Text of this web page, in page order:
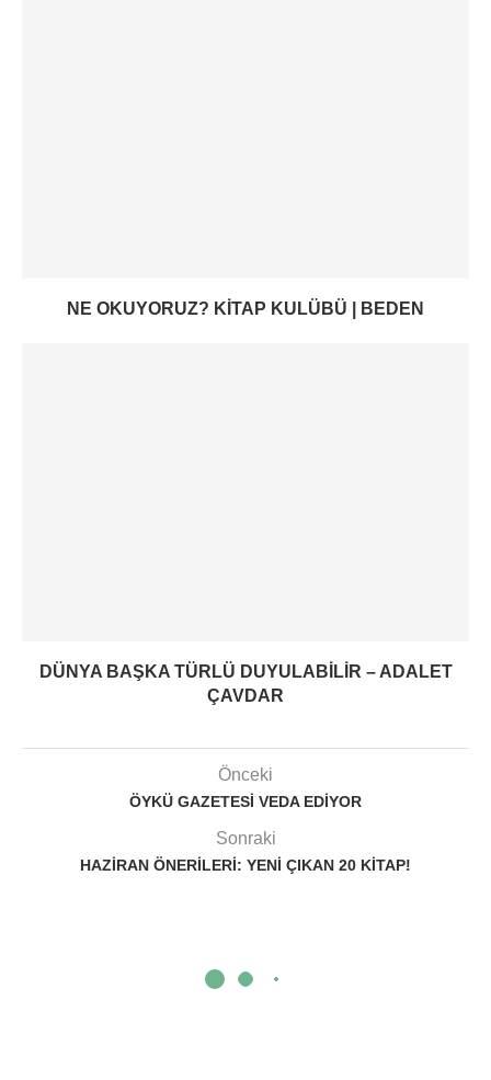
NE OKUYORUZ? KITAP KULÜBÜ | BEDEN
DÜNYA BAŞKA TÜRLÜ DUYULABILIR – ADALET
ÇAVDAR
Önceki
ÖYKÜ GAZETESI VEDA EDIYOR
Sonraki
HAZIRAN ÖNERILERI: YENI ÇIKAN 20 KITAP!